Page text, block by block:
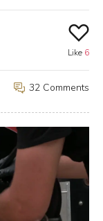
Like 6
32 Comments